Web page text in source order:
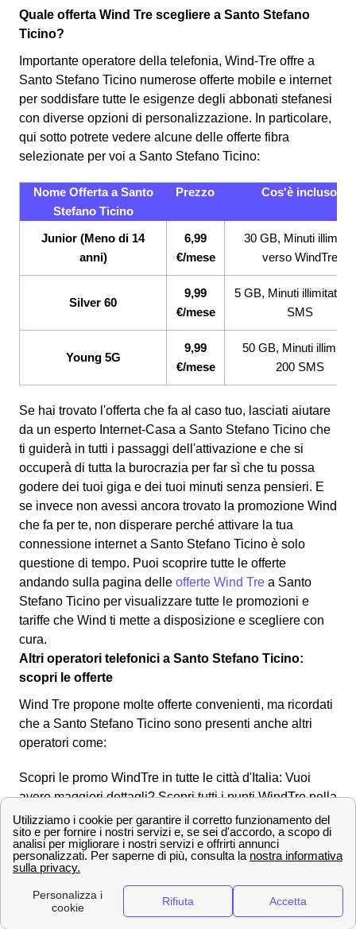
Quale offerta Wind Tre scegliere a Santo Stefano
Ticino?
Importante operatore della telefonia, Wind-Tre offre a
Santo Stefano Ticino numerose offerte mobile e internet
per soddisfare tutte le esigenze degli abbonati stefanesi
con diverse opzioni di personalizzazione. In particolare,
qui sotto potrete vedere alcune delle offerte fibra
selezionate per voi a Santo Stefano Ticino:
Nome Offerta a Santo
Stefano Ticino
Prezzo Cos'è incluso
Junior (Meno di 14
anni)
6,99
€/mese
30 GB, Minuti illimitati
verso WindTre
Silver 60
9,99
€/mese
5 GB, Minuti illimitati,
SMS
Young 5G
9,99
€/mese
50 GB, Minuti illimitati,
200 SMS
Se hai trovato l'offerta che fa al caso tuo, lasciati aiutare
da un esperto Internet-Casa a Santo Stefano Ticino che
ti guiderà in tutti i passaggi dell'attivazione e che si
occuperà di tutta la burocrazia per far sì che tu possa
godere dei tuoi giga e dei tuoi minuti senza pensieri. E
se invece non avessi ancora trovato la promozione Wind
che fa per te, non disperare perché attivare la tua
connessione internet a Santo Stefano Ticino è solo
questione di tempo. Puoi scoprire tutte le offerte
andando sulla pagina delle offerte Wind Tre a Santo
Stefano Ticino per visualizzare tutte le promozioni e
tariffe che Wind ti mette a disposizione e scegliere con
cura.
Altri operatori telefonici a Santo Stefano Ticino:
scopri le offerte
Wind Tre propone molte offerte convenienti, ma ricordati
che a Santo Stefano Ticino sono presenti anche altri
operatori come:
Scopri le promo WindTre in tutte le città d'Italia: Vuoi
avere maggiori dettagli? Scopri tutti i punti WindTre nella
provincia di Milano
Contatta i numeri dell'assistenza clienti Wind Tre a
Santo Stefano Ticino
Stefano Ticino